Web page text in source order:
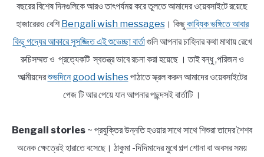
বছরের বিশেষ দিনগুলিকে আরও তাৎপর্যময় করে তুলতে আমাদের ওয়েবসাইটে রয়েছে
হাজারেরও বেশিBengali wish messages। কিছুকাব্যিক ভঙ্গিতে আবার
কিছু গদ্যের আকারে সুসজ্জিত এই শুভেচ্ছা বার্তাগুলি আপনার চাহিদার কথা মাথায় রেখে
রুচিসম্মত ও প্রত্যেকটি স্বতন্ত্র ভাবে রচনা করা হয়েছে । তাই বন্ধু ,পরিজন ও
আত্মীয়দেরশুভদিনে good wishesপাঠাতে স্ক্রল করুন আমাদের ওয়েবসাইটের
পেজ টি আর পেয়ে যান আপনার পছন্দসই বার্তাটি ।
Bengali stories ~ প্রযুক্তির উন্নতি হওয়ার সাথে সাথে শিশুরা তাদের শৈশব
অনেক ক্ষেত্রেই হারাতে বসেছে। ঠাকুমা -দিদিমাদের মুখে গল্প শোনা বা অবসর সময়